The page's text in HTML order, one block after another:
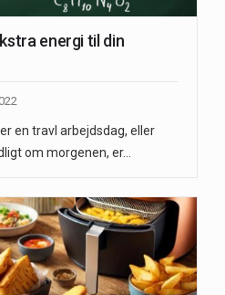
energi til din
en travl arbejdsdag, eller
om morgenen, er…